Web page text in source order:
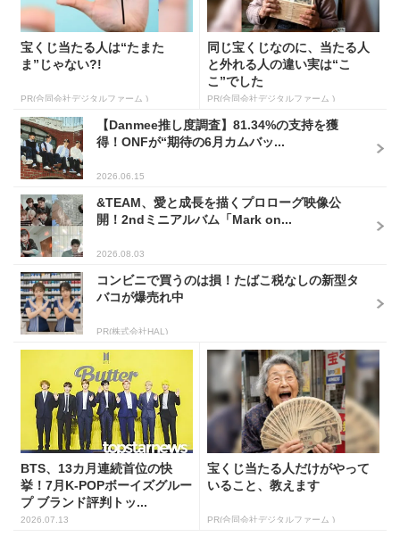
宝くじ当たる人は“たまた
ま”じゃない?!
PR(合同会社デジタルファーム )
同じ宝くじなのに、当たる人
と外れる人の違い実は“こ
こ”でした
PR(合同会社デジタルファーム )
【Danmee推し度調査】81.34%の支持を獲
得！ONFが“期待の6月カムバッ...
2026.06.15
&TEAM、愛と成長を描くプロローグ映像公
開！2ndミニアルバム「Mark on...
2026.08.03
コンビニで買うのは損！たばこ税なしの新型タ
バコが爆売れ中
PR(株式会社HAL)
BTS、13カ月連続首位の快
挙！7月K-POPボーイズグルー
プ ブランド評判トッ...
2026.07.13
宝くじ当たる人だけがやって
いること、教えます
PR(合同会社デジタルファーム )